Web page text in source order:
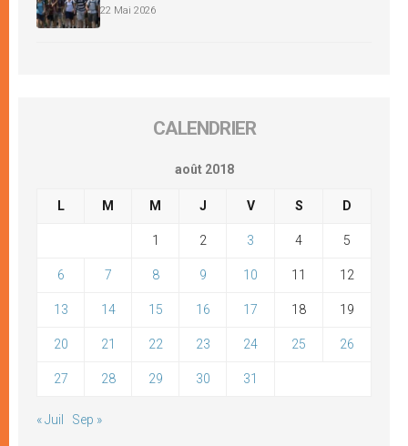
22 Mai 2026
CALENDRIER
août 2018
L M M J V S D
1 2 3 4 5
6 7 8 9 10 11 12
13 14 15 16 17 18 19
20 21 22 23 24 25 26
27 28 29 30 31
« Juil Sep »